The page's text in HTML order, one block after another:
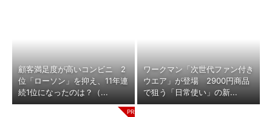
顧客満足度が高いコンビニ 2
位「ローソン」を抑え、11年連
続1位になったのは？（...
ワークマン「次世代ファン付き
ウエア」が登場 2900円商品
で狙う「日常使い」の新...